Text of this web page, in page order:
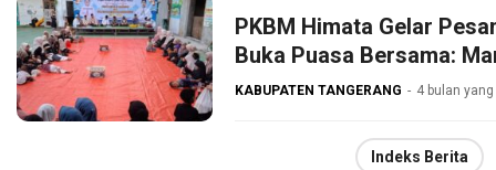
PKBM Himata Gelar
Buka Puasa Bersama:
KABUPATEN TANGERANG 4 bulan
Indeks Berita